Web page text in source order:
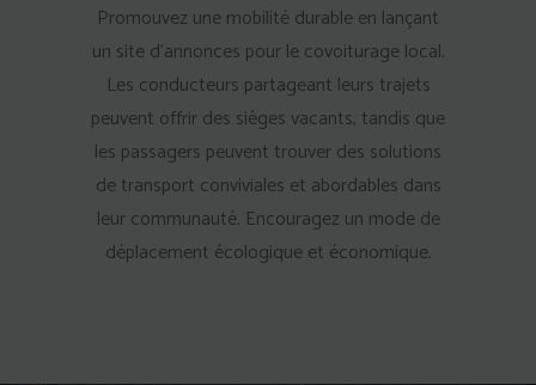
Promouvez une mobilité durable en lançant
un site d'annonces pour le covoiturage local.
Les conducteurs partageant leurs trajets
peuvent offrir des sièges vacants, tandis que
les passagers peuvent trouver des solutions
de transport conviviales et abordables dans
leur communauté. Encouragez un mode de
déplacement écologique et économique.